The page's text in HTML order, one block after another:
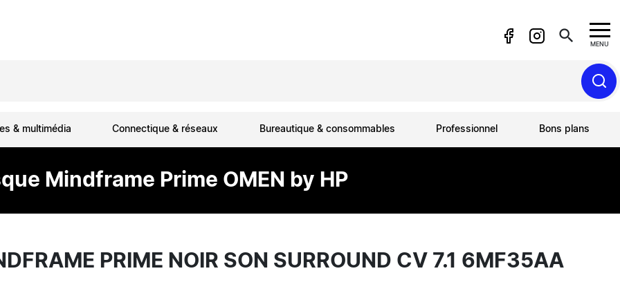
search MENU
& multimédia Connectique & réseaux Bureautique & consommables Professionnel Bons plans
Mindframe Prime OMEN by HP
PRIME NOIR SON SURROUND CV 7.1 6MF35AA